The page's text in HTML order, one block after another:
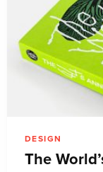
DESIGN
The